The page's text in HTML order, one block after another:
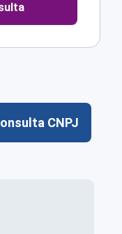
CNPJ